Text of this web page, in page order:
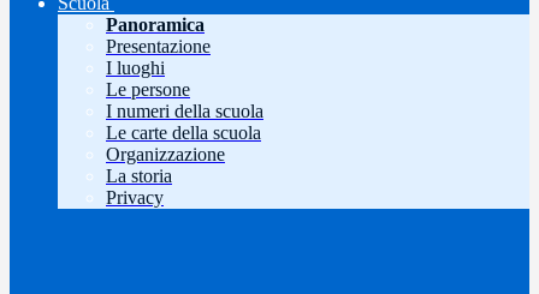
Panoramica
Presentazione
I luoghi
Le persone
I numeri della scuola
Le carte della scuola
Organizzazione
La storia
Privacy